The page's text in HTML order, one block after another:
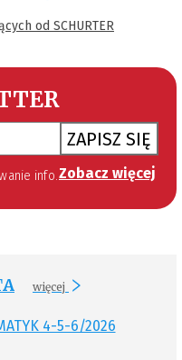
od SCHURTER
ZAPISZ SIĘ
Zgoda jest dobrowolna, jednak jej wyrażenie jest konieczne, aby otrzymywać newsletter. Zobacz więcej
więcej